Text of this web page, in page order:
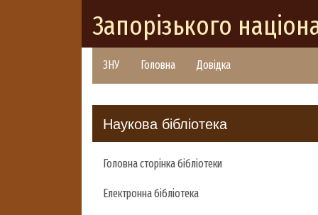
Запорізького
ЗНУ Головна Довідка
Наукова бібліотека
Головна сторінка бібліотеки
Електронна бібліотека